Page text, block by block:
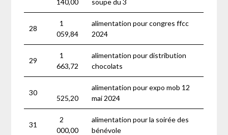
28
1
059,84
alimentation pour congres ffcc
2024
29
1
663,72
alimentation pour distribution
chocolats
30
525,20
alimentation pour expo mob 12
mai 2024
31
2
000,00
alimentation pour la soirée des
bénévole